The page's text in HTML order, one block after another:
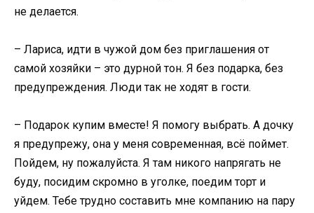
не делается.
– Лариса, идти в чужой дом без приглашения от
самой хозяйки – это дурной тон. Я без подарка, без
предупреждения. Люди так не ходят в гости.
– Подарок купим вместе! Я помогу выбрать. А дочку
я предупрежу, она у меня современная, всё поймет.
Пойдем, ну пожалуйста. Я там никого напрягать не
буду, посидим скромно в уголке, поедим торт и
уйдем. Тебе трудно составить мне компанию на пару